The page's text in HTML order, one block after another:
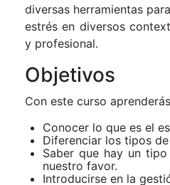
diversas herramientas
estrés en diversos
y profesional.
Objetivos
Con este curso
Conocer lo que es el
Diferenciar los tipos
Saber que hay un
nuestro favor.
Introducirse en la